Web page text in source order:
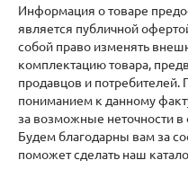
Информация о товаре
является публичной
собой право изменять
комплектацию товара,
продавцов и потребителей.
пониманием к данному
за возможные неточности в
Будем благодарны вам за
поможет сделать наш